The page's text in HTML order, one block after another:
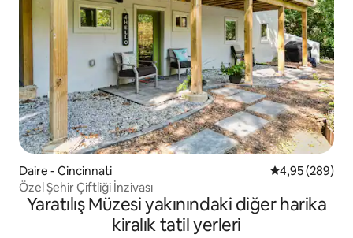
Daire - Cincinnati 5 üzerinden
4,95 (289)
Özel Şehir Çiftliği İnzivası
Yaratılış Müzesi yakınındaki diğer harika
kiralık tatil yerleri